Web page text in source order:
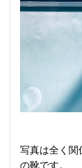
写真は全く関
の靴です。